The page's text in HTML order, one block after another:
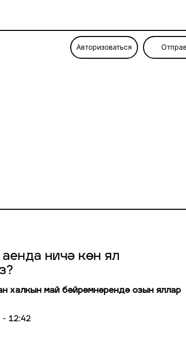
Авторизоваться
ничә көн ял
халкын май бәйрәмнәрендә озын яллар
- 12:42